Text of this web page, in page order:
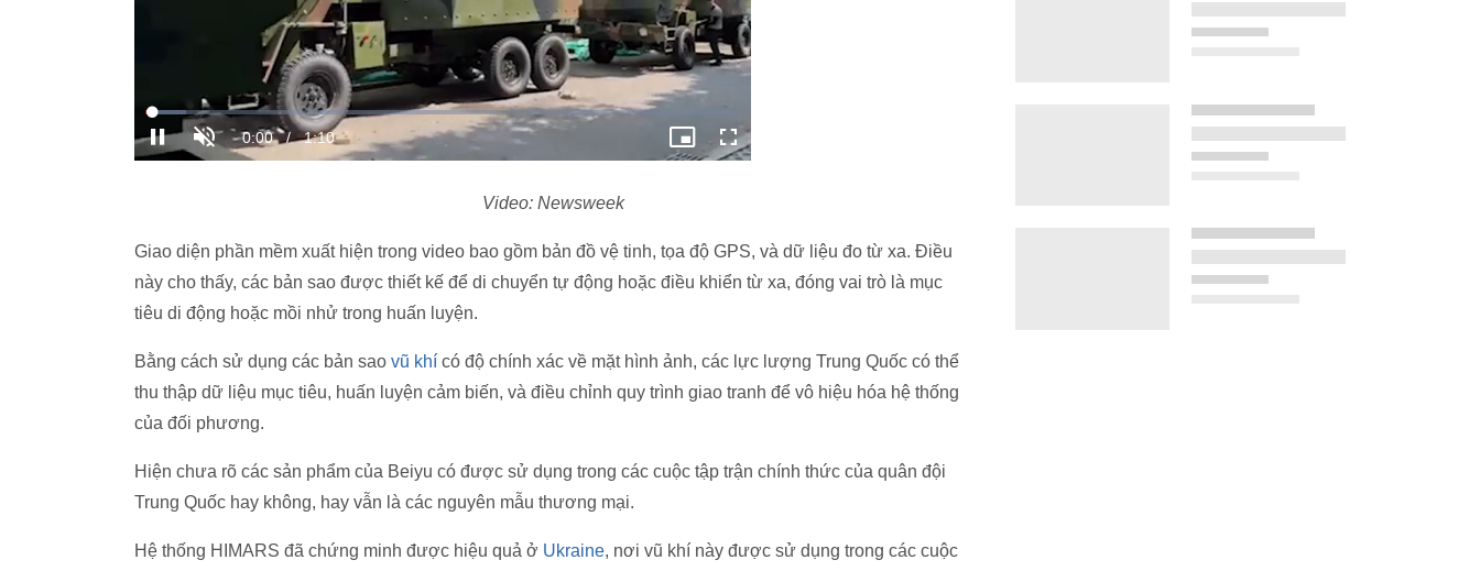
Video: Newsweek
Giao diện phần mềm xuất hiện trong video bao gồm bản đồ vệ tinh, tọa độ GPS, và dữ liệu đo từ xa. Điều
này cho thấy, các bản sao được thiết kế để di chuyển tự động hoặc điều khiển từ xa, đóng vai trò là mục
tiêu di động hoặc mồi nhử trong huấn luyện.
Bằng cách sử dụng các bản sao vũ khí có độ chính xác về mặt hình ảnh, các lực lượng Trung Quốc có thể
thu thập dữ liệu mục tiêu, huấn luyện cảm biến, và điều chỉnh quy trình giao tranh để vô hiệu hóa hệ thống
của đối phương.
Hiện chưa rõ các sản phẩm của Beiyu có được sử dụng trong các cuộc tập trận chính thức của quân đội
Trung Quốc hay không, hay vẫn là các nguyên mẫu thương mại.
Hệ thống HIMARS đã chứng minh được hiệu quả ở Ukraine, nơi vũ khí này được sử dụng trong các cuộc